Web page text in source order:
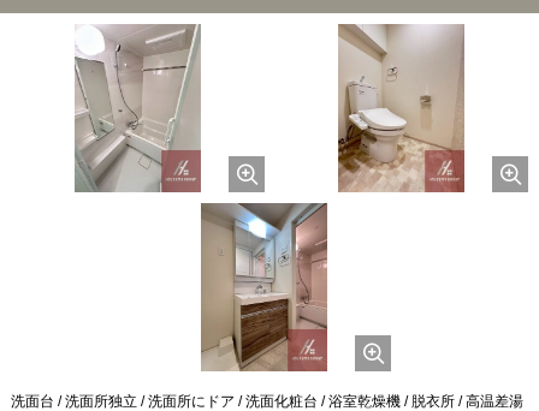
洗面台 / 洗面所独立 / 洗面所にドア / 洗面化粧台 / 浴室乾燥機 / 脱衣所 / 高温差湯